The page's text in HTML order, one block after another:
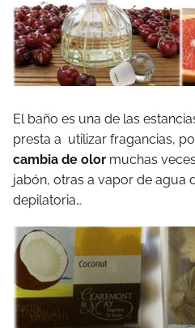
El baño es una de las
presta a utilizar fragancias,
cambia de olor muchas
jabón, otras a vapor de agua
depilatoria…